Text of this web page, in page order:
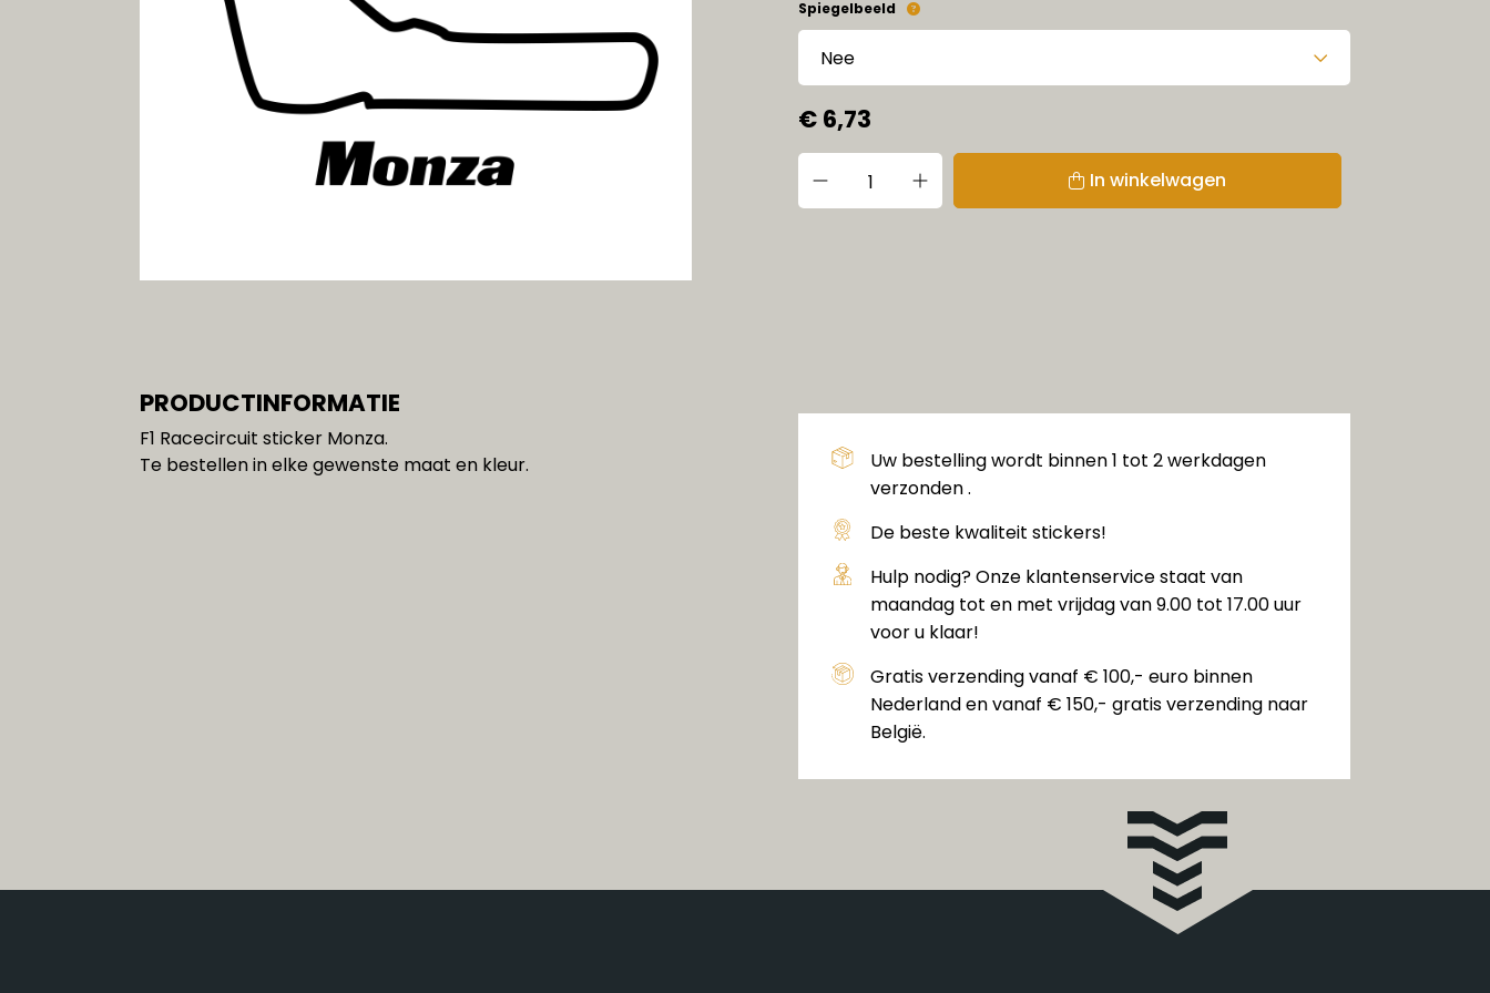
Gereedschap
Spiegelbeeld
€ 6,73
In winkelwagen
PRODUCTINFORMATIE
F1 Racecircuit sticker Monza.
Te bestellen in elke gewenste maat en kleur.
Uw bestelling wordt binnen 1 tot 2 werkdagen
verzonden .
De beste kwaliteit stickers!
Hulp nodig? Onze klantenservice staat van
maandag tot en met vrijdag van 9.00 tot 17.00 uur
voor u klaar!
Gratis verzending vanaf € 100,- euro binnen
Nederland en vanaf € 150,- gratis verzending naar
België.